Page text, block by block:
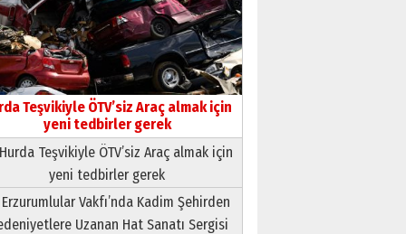
Teşvikiyle ÖTV’siz Araç almak için
yeni tedbirler gerek
Teşvikiyle ÖTV’siz Araç almak için
yeni tedbirler gerek
Vakfı’nda Kadim Şehirden
Uzanan Hat Sanatı Sergisi
Neşat YALÇIN
Paranın Aile Kültüründeki Yeri
03 Ağustos 2026 Pazartesi